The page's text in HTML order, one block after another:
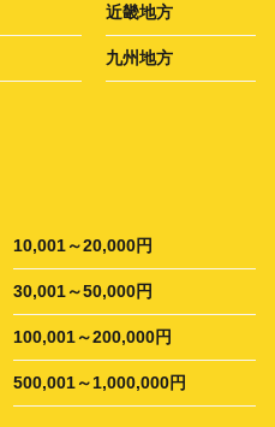
近畿地方
九州地方
10,001～20,000円
30,001～50,000円
100,001～200,000円
500,001～1,000,000円